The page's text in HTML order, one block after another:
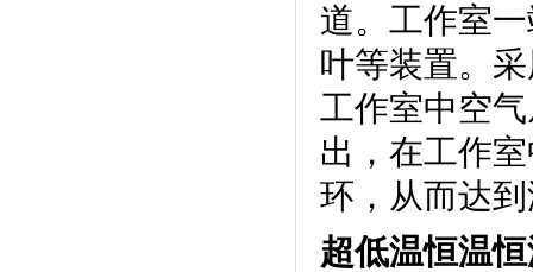
道。工作
叶等装置
工作室中空气
出，在工
环，从而达
超低温恒温